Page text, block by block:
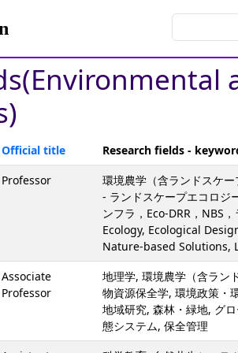
Official title
Research fields -
Professor
環境農学（含ランドスケ
- ランドスケープエコロジ
ンフラ，Eco-DRR，NBS
Ecology, Ecological
Nature-based Solutions,
Associate
Professor
地理学, 環境農学（含ラン
物資源保全学, 環境政策・
地域研究, 森林・緑地, グ
態システム, 保全管理